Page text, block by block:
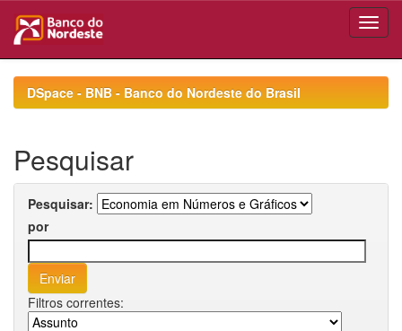
navigationDSpace - BNB - Banco do Nordeste do Brasil
Pesquisar
Pesquisar:
por
Filtros correntes: